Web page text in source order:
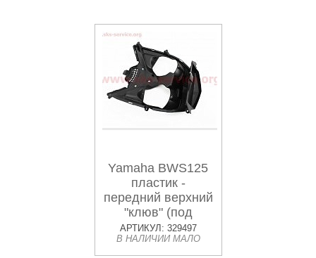
Yamaha BWS125
пластик -
передний верхний
"клюв" (под
горизонтальные
фары)
АРТИКУЛ: 329497
В НАЛИЧИИ МАЛО